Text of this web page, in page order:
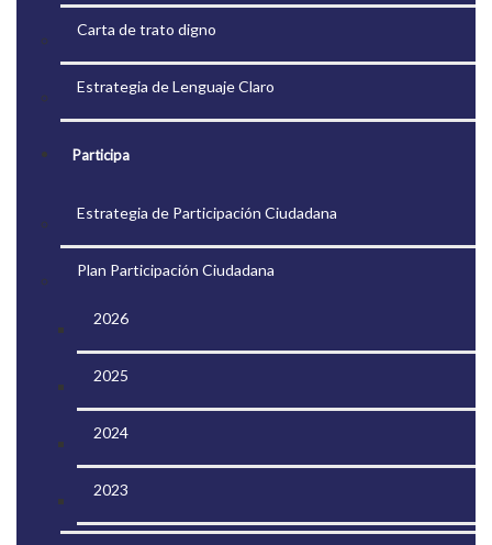
Carta de trato digno
Estrategia de Lenguaje Claro
Participa
Estrategia de Participación Ciudadana
Plan Participación Ciudadana
2026
2025
2024
2023